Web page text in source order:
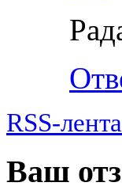
RSS-
Ваш